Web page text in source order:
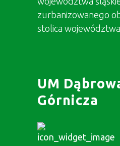
zurbanizowanego
stolica województwa
UM
Górnicza